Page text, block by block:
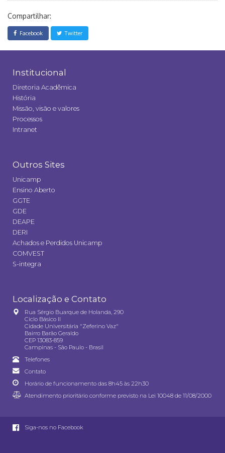
Compartilhar:
Facebook Twitter
Institucional
Diretoria Acadêmica
História
Missão, visão e valores
Processos
Intranet
Outros Sites
Unicamp
Ensino Aberto
GGTE
GDE
DEAPE
DERI
Achados e Perdidos Unicamp
COMVEST
S-integra
Localização e Contato
Rua Sérgio Buarque de Holanda, 290
Ciclo Básico II
Cidade Universitária "Zeferino Vaz"
Bairro Barão Geraldo
CEP 13083-859
Campinas - São Paulo - Brasil
Telefones
Contato
Horário de funcionamento das 8h45 às 22h30
Atendimento prioritário conforme previsto na Lei 10048 de 11/08/2000
Siga-nos no Facebook